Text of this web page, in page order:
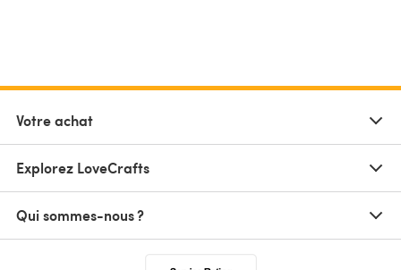
Votre achat
Explorez LoveCrafts
Qui sommes-nous ?